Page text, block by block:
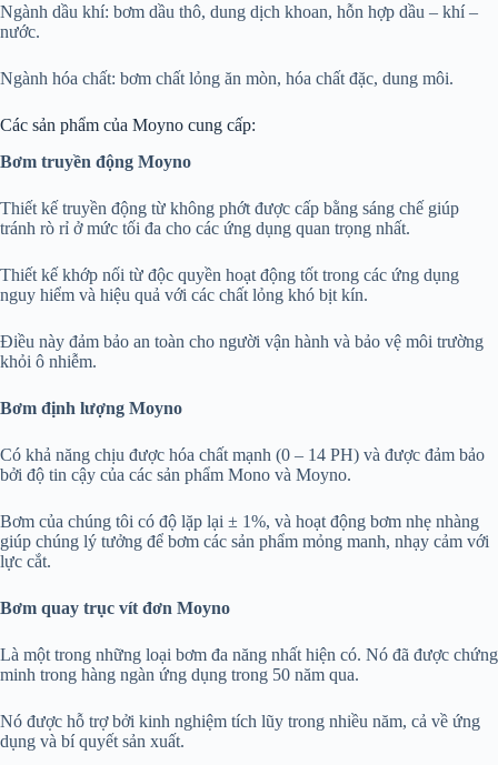
Ngành dầu khí: bơm dầu thô, dung dịch khoan, hỗn hợp dầu – khí –
nước.
Ngành hóa chất: bơm chất lỏng ăn mòn, hóa chất đặc, dung môi.
Các sản phẩm của Moyno cung cấp:
Bơm truyền động Moyno
Thiết kế truyền động từ không phớt được cấp bằng sáng chế giúp
tránh rò rỉ ở mức tối đa cho các ứng dụng quan trọng nhất.
Thiết kế khớp nối từ độc quyền hoạt động tốt trong các ứng dụng
nguy hiểm và hiệu quả với các chất lỏng khó bịt kín.
Điều này đảm bảo an toàn cho người vận hành và bảo vệ môi trường
khỏi ô nhiễm.
Bơm định lượng Moyno
Có khả năng chịu được hóa chất mạnh (0 – 14 PH) và được đảm bảo
bởi độ tin cậy của các sản phẩm Mono và Moyno.
Bơm của chúng tôi có độ lặp lại ± 1%, và hoạt động bơm nhẹ nhàng
giúp chúng lý tưởng để bơm các sản phẩm mỏng manh, nhạy cảm với
lực cắt.
Bơm quay trục vít đơn Moyno
Là một trong những loại bơm đa năng nhất hiện có. Nó đã được chứng
minh trong hàng ngàn ứng dụng trong 50 năm qua.
Nó được hỗ trợ bởi kinh nghiệm tích lũy trong nhiều năm, cả về ứng
dụng và bí quyết sản xuất.